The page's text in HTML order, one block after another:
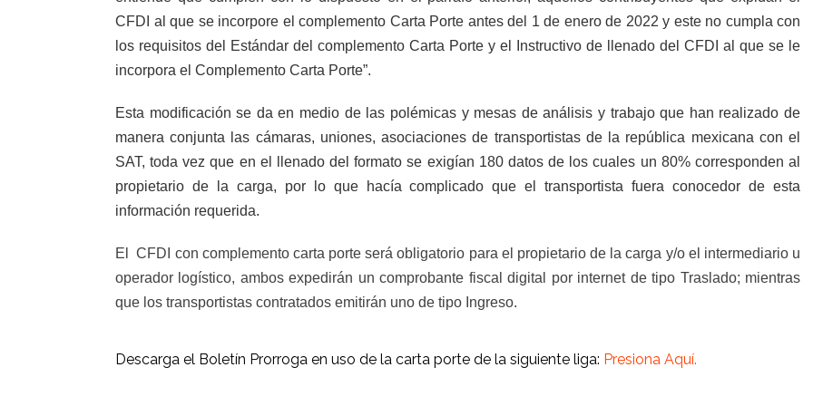
CFDI al que se incorpore el complemento Carta Porte antes del 1 de enero de 2022 y este no cumpla con
los requisitos del Estándar del complemento Carta Porte y el Instructivo de llenado del CFDI al que se le
incorpora el Complemento Carta Porte”.
Esta modificación se da en medio de las polémicas y mesas de análisis y trabajo que han realizado de
manera conjunta las cámaras, uniones, asociaciones de transportistas de la república mexicana con el
SAT, toda vez que en el llenado del formato se exigían 180 datos de los cuales un 80% corresponden al
propietario de la carga, por lo que hacía complicado que el transportista fuera conocedor de esta
información requerida.
El
CFDI con complemento carta porte será obligatorio para el propietario de la carga y/o el intermediario u
operador logístico, ambos expedirán un comprobante fiscal digital por internet de tipo Traslado; mientras
que los transportistas contratados emitirán uno de tipo Ingreso.
Descarga el Boletín Prorroga en uso de la carta porte de la siguiente liga: Presiona Aquí.